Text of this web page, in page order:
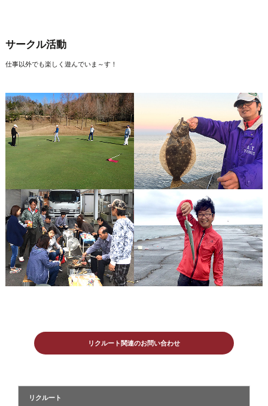
サークル活動
仕事以外でも楽しく遊んでいま～す！
リクルート関連のお問い合わせ
リクルート